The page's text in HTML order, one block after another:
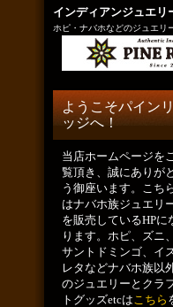
インディアンジュエリ
ホピ・ナバホなどのジュエリ
ようこそパイン
ッジへ！
当店ホームページを
覧頂き、誠にありがと
う御座います。こち
はナバホ族ジュエリ
を販売しているHPに
ります。ホピ、ズニ、
サントドミンゴ、イ
レタなどナバホ族以
のジュエリーとクラ
トグッズetcはこちら